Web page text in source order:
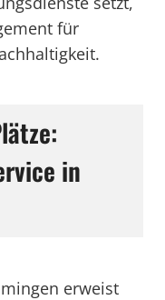
für
in
erweist